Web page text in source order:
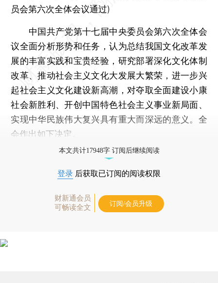
员会第六次全体会议通过)
中国共产党第十七届中央委员会第六次全体会
议全面分析形势和任务，认为总结我国文化改革发
展的丰富实践和宝贵经验，研究部署深化文化体制
改革、推动社会主义文化大发展大繁荣，进一步兴
起社会主义文化建设新高潮，对夺取全面建设小康
社会新胜利、开创中国特色社会主义事业新局面、
实现中华民族伟大复兴具有重大而深远的意义。全
会作出如下决定。
本文共计17948字 订阅后继续阅读
登录 后获取已订阅的阅读权限
财新通会员
可畅读全文
订阅/会员升级